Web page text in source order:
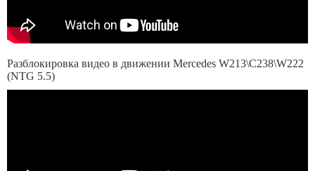
Разблокировка видео в движении Mercedes W213\C238\W222
(NTG 5.5)